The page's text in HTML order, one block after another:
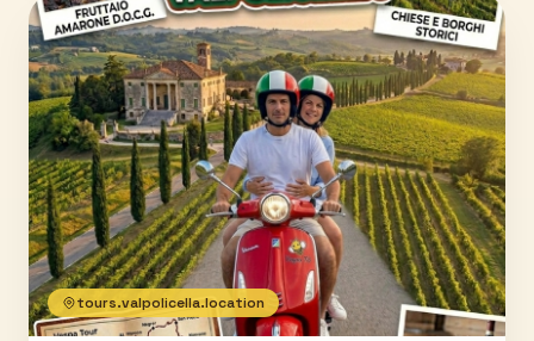
tours.valpolicella.location